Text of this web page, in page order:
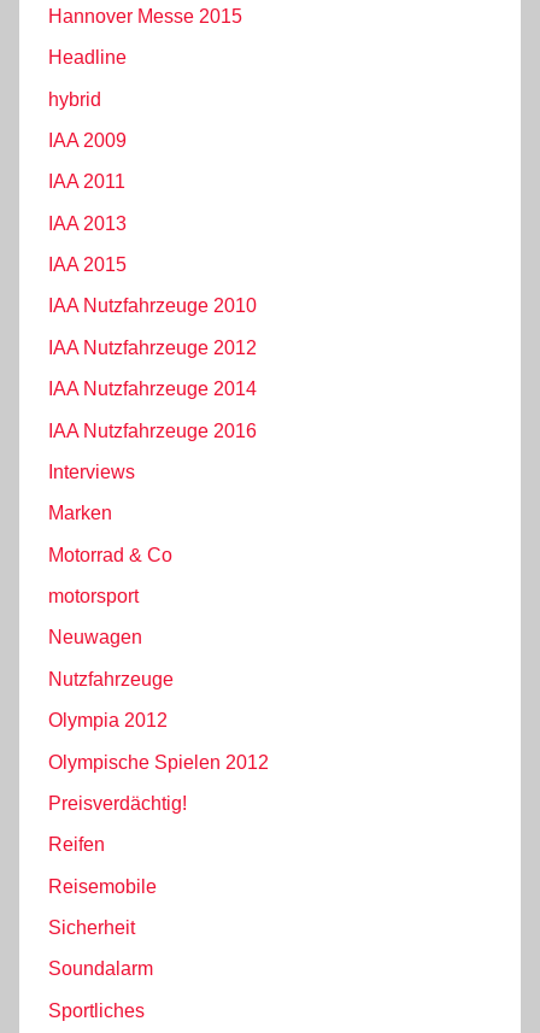
Hannover Messe 2015
Headline
hybrid
IAA 2009
IAA 2011
IAA 2013
IAA 2015
IAA Nutzfahrzeuge 2010
IAA Nutzfahrzeuge 2012
IAA Nutzfahrzeuge 2014
IAA Nutzfahrzeuge 2016
Interviews
Marken
Motorrad & Co
motorsport
Neuwagen
Nutzfahrzeuge
Olympia 2012
Olympische Spielen 2012
Preisverdächtig!
Reifen
Reisemobile
Sicherheit
Soundalarm
Sportliches